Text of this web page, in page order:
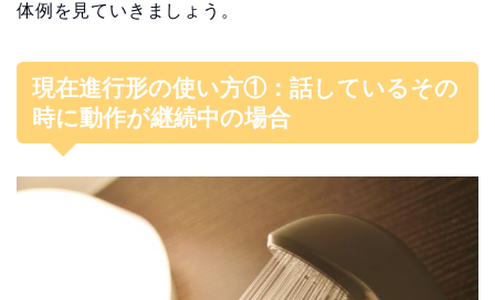
体例を見ていきましょう。
現在進行形の使い方①：話しているその
時に動作が継続中の場合